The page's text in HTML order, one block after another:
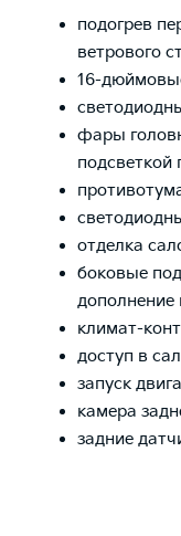
подогрев
ветрового
16-
фары
подсветкой
отделка
боковые
климат-
доступ в
запуск
камера
задние